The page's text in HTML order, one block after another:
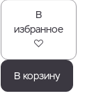
В
избранное
В корзину